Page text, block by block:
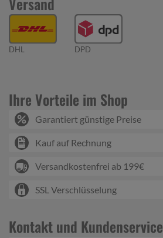
DHL DPD
Ihre Vorteile im Shop
Garantiert günstige Preise
Kauf auf Rechnung
Versandkostenfrei ab 199€
SSL Verschlüsselung
Kontakt und Kundenservice